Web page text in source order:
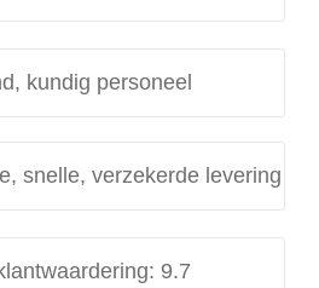
kundig personeel
snelle, verzekerde levering
9.7